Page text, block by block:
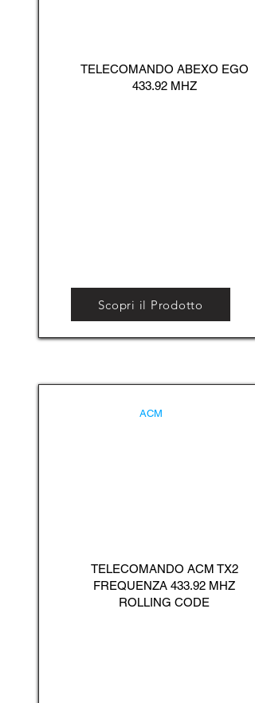
TELECOMANDO ABEXO EGO
433.92 MHZ
Scopri il Prodotto
ACM
TELECOMANDO ACM TX2
FREQUENZA 433.92 MHZ
ROLLING CODE